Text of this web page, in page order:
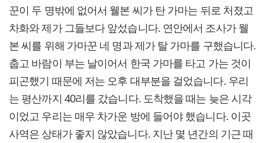
꾼이 두 명밖에 없어서 웰본 씨가 탄 가마는 뒤로 처졌고
차화와 제가 그들보다 앞섰습니다. 연안에서 조사가 웰
본 씨를 위해 가마꾼 네 명과 제가 탈 가마를 구했습니다.
춥고 바람이 부는 날이어서 한국 가마를 타고 가는 것이
피곤했기 때문에 저는 오후 대부분을 걸었습니다. 우리
는 평산까지 40리를 갔습니다. 도착했을 때는 늦은 시각
이었고 우리는 매우 차가운 방에 들어야 했습니다. 이곳
사역은 상태가 좋지 않았습니다. 지난 몇 년간의 기근 때